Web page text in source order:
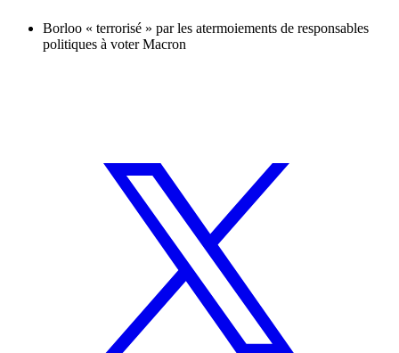
Borloo « terrorisé » par les atermoiements de responsables
politiques à voter Macron